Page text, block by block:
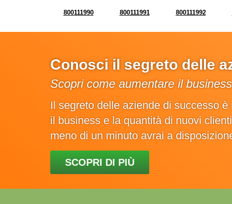
800111990 800111991 800111992
Conosci il segreto delle
Scopri come aumentare il
Il segreto delle aziende di successo
il business e la quantità di nuovi
meno di un minuto avrai a
SCOPRI DI PIÙ